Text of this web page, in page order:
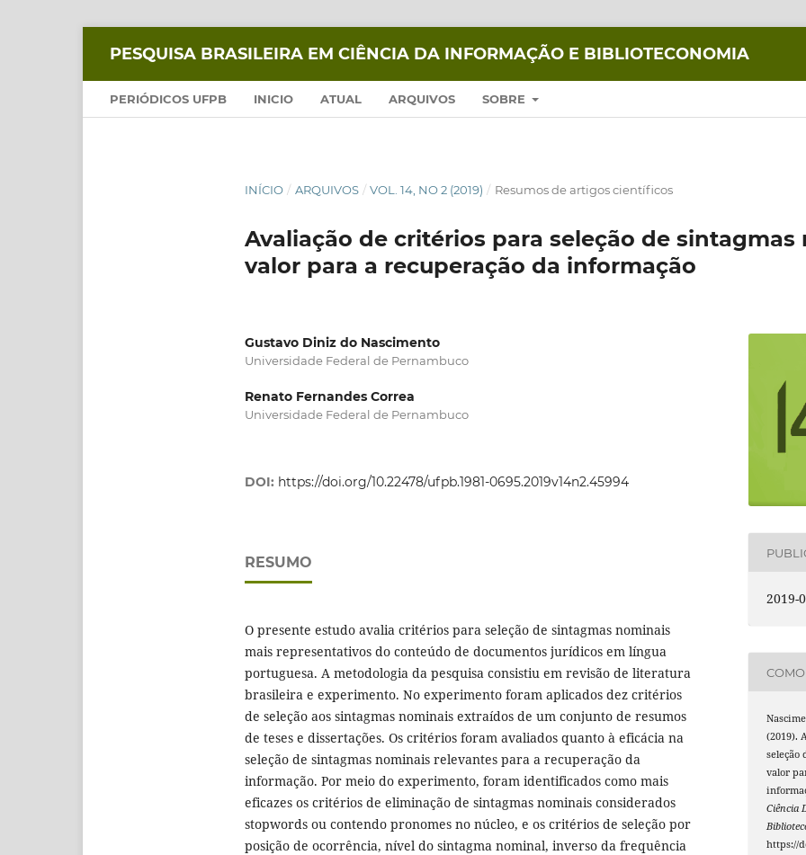
PESQUISA BRASILEIRA EM CIÊNCIA DA INFORMAÇÃO E BIBLIOTECONOMIA
PERIÓDICOS UFPB INICIO ATUAL ARQUIVOS SOBRE
INÍCIO / ARQUIVOS / VOL. 14, NO 2 (2019) / Resumos de artigos científicos
Avaliação de critérios para seleção de
valor para a recuperação da informação
Gustavo Diniz do Nascimento
Universidade Federal de Pernambuco
Renato Fernandes Correa
Universidade Federal de Pernambuco
DOI: https://doi.org/10.22478/ufpb.1981-0695.2019v14n2.45994
RESUMO
O presente estudo avalia critérios para seleção de sintagmas nominais
mais representativos do conteúdo de documentos jurídicos em língua
portuguesa. A metodologia da pesquisa consistiu em revisão de literatura
brasileira e experimento. No experimento foram aplicados dez critérios
de seleção aos sintagmas nominais extraídos de um conjunto de resumos
de teses e dissertações. Os critérios foram avaliados quanto à eficácia na
seleção de sintagmas nominais relevantes para a recuperação da
informação. Por meio do experimento, foram identificados como mais
eficazes os critérios de eliminação de sintagmas nominais considerados
stopwords ou contendo pronomes no núcleo, e os critérios de seleção por
posição de ocorrência, nível do sintagma nominal, inverso da frequência
2019-
(2019).
seleção
valor
Ciência
https://